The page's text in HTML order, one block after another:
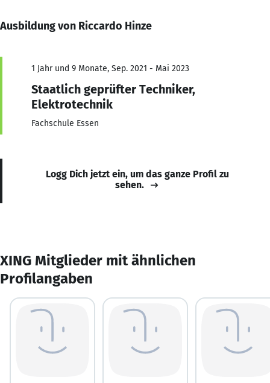
Ausbildung von Riccardo Hinze
1 Jahr und 9 Monate, Sep. 2021 - Mai 2023
Staatlich geprüfter Techniker,
Elektrotechnik
Fachschule Essen
Logg Dich jetzt ein, um das ganze Profil zu
sehen.
XING Mitglieder mit ähnlichen
Profilangaben